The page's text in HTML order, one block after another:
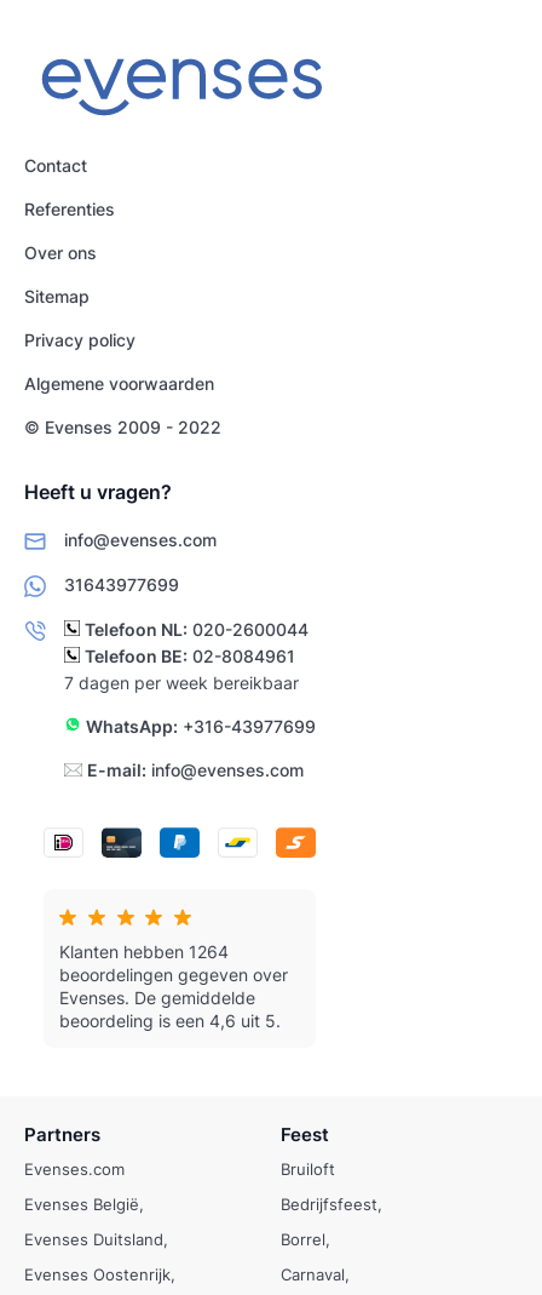
Contact
Referenties
Over ons
Sitemap
Privacy policy
Algemene voorwaarden
© Evenses 2009 - 2022
Heeft u vragen?
info@evenses.com
31643977699
Telefoon NL: 020-2600044
Telefoon BE: 02-8084961
7 dagen per week bereikbaar
WhatsApp: +316-43977699
E-mail: info@evenses.com
Klanten hebben 1264
beoordelingen gegeven over
Evenses. De gemiddelde
beoordeling is een 4,6 uit 5.
Partners
Evenses.com
Evenses België
Evenses Duitsland
Evenses Oostenrijk
Feest
Bruiloft
Bedrijfsfeest
Borrel
Carnaval